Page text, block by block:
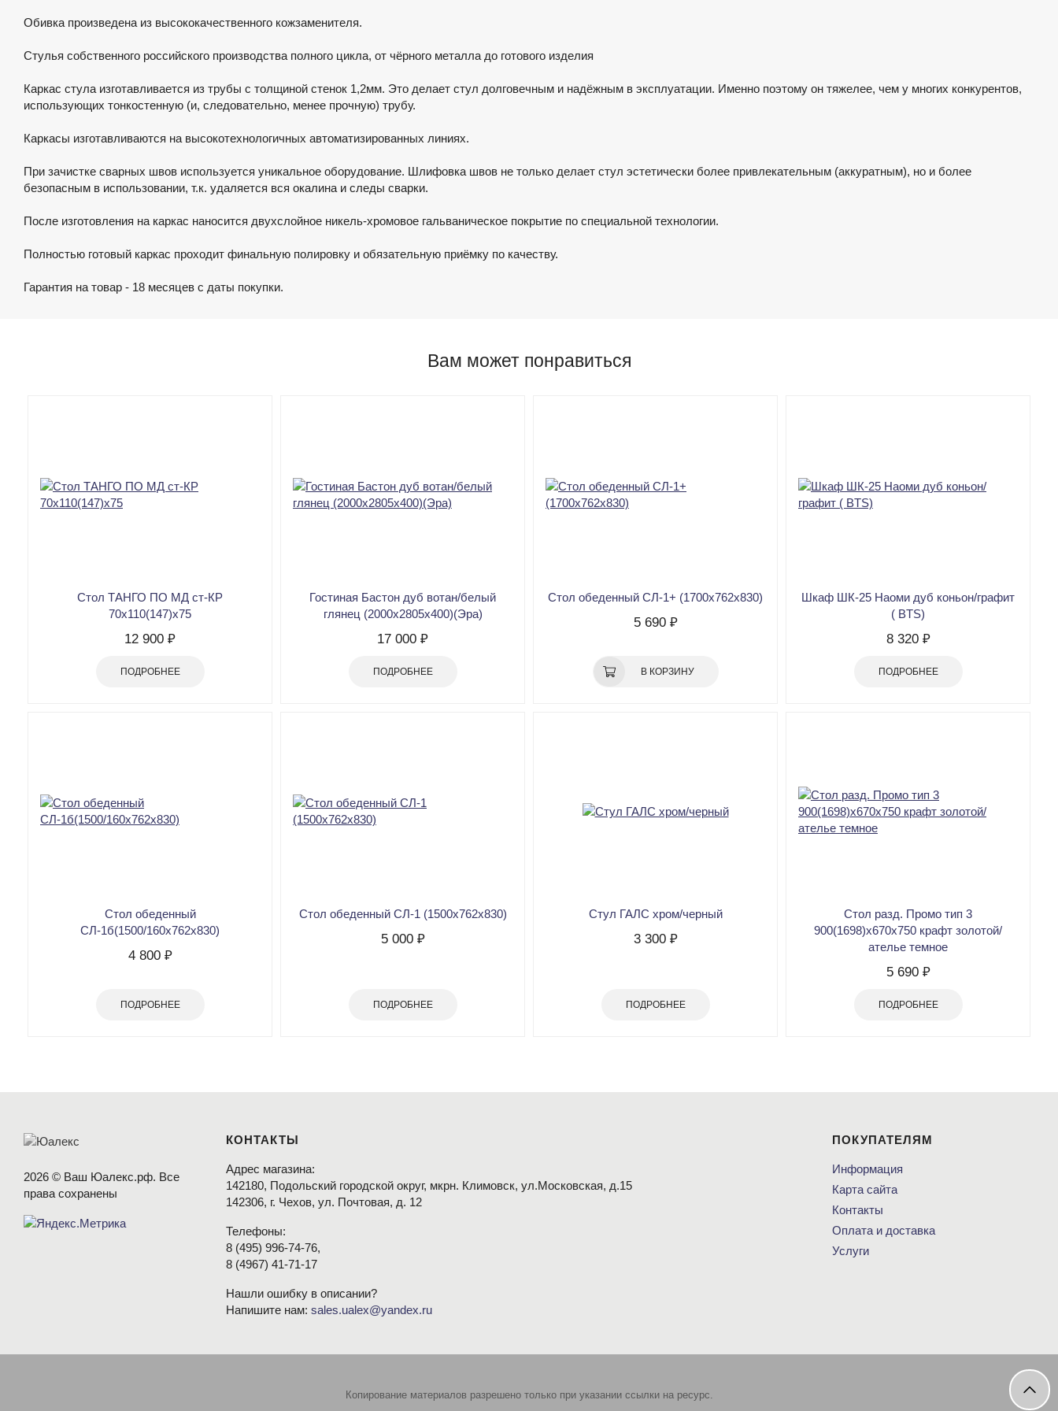
Обивка произведена из высококачественного кожзаменителя.
Стулья собственного российского производства полного цикла, от чёрного металла до готового изделия
Каркас стула изготавливается из трубы с толщиной стенок 1,2мм. Это делает стул долговечным и надёжным в эксплуатации. Именно поэтому он тяжелее, чем у многих конкурентов,
использующих тонкостенную (и, следовательно, менее прочную) трубу.
Каркасы изготавливаются на высокотехнологичных автоматизированных линиях.
При зачистке сварных швов используется уникальное оборудование. Шлифовка швов не только делает стул эстетически более привлекательным (аккуратным), но и более
безопасным в использовании, т.к. удаляется вся окалина и следы сварки.
После изготовления на каркас наносится двухслойное никель-хромовое гальваническое покрытие по специальной технологии.
Полностью готовый каркас проходит финальную полировку и обязательную приёмку по качеству.
Гарантия на товар - 18 месяцев с даты покупки.
Вам может понравиться
Стол ТАНГО ПО МД ст-КР
70х110(147)х75
12 900 ₽
ПОДРОБНЕЕ
Гостиная Бастон дуб вотан/белый
глянец (2000х2805х400)(Эра)
17 000 ₽
ПОДРОБНЕЕ
Стол обеденный СЛ-1+ (1700х762х830)
5 690 ₽
В КОРЗИНУ
Шкаф ШК-25 Наоми дуб коньон/графит
( BTS)
8 320 ₽
ПОДРОБНЕЕ
Стол обеденный
СЛ-1б(1500/160х762х830)
4 800 ₽
ПОДРОБНЕЕ
Стол обеденный СЛ-1 (1500х762х830)
5 000 ₽
ПОДРОБНЕЕ
Стул ГАЛС хром/черный
3 300 ₽
ПОДРОБНЕЕ
Стол разд. Промо тип 3
900(1698)х670х750 крафт золотой/
ателье темное
5 690 ₽
ПОДРОБНЕЕ
2026 © Ваш Юалекс.рф. Все
права сохранены
КОНТАКТЫ
Адрес магазина:
142180, Подольский городской округ, мкрн. Климовск, ул.Московская, д.15
142306, г. Чехов, ул. Почтовая, д. 12
Телефоны:
8 (495) 996-74-76,
8 (4967) 41-71-17
Нашли ошибку в описании?
Напишите нам: sales.ualex@yandex.ru
ПОКУПАТЕЛЯМ
Информация
Карта сайта
Контакты
Оплата и доставка
Услуги
Копирование материалов разрешено только при указании ссылки на ресурс.